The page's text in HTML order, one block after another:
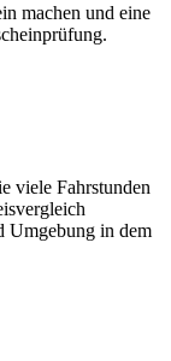
machen und eine
viele Fahrstunden
Umgebung in dem